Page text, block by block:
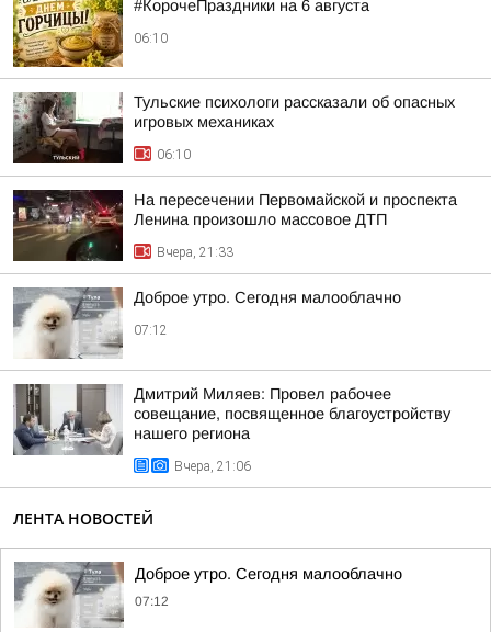
#КорочеПраздники на 6 августа
06:10
Тульские психологи рассказали об опасных
игровых механиках
06:10
На пересечении Первомайской и проспекта
Ленина произошло массовое ДТП
Вчера, 21:33
Доброе утро. Сегодня малооблачно
07:12
Дмитрий Миляев: Провел рабочее
совещание, посвященное благоустройству
нашего региона
Вчера, 21:06
ЛЕНТА НОВОСТЕЙ
Доброе утро. Сегодня малооблачно
07:12